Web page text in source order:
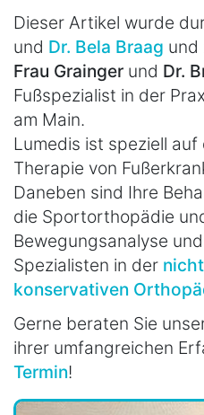
Dieser Artikel wurde
und Dr. Bela Braag und
Frau Grainger und Dr.
Fußspezialist in der
am Main.
Lumedis ist speziell
Therapie von
Daneben sind Ihre
die Sportorthopädie
Bewegungsanalyse
Spezialisten in der
konservativen
Gerne beraten Sie
ihrer umfangreichen
Termin!